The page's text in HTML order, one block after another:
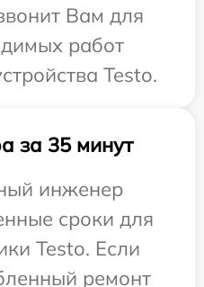
Вам для
работ
Testo.
за 35 минут
инженер
сроки для
Testo. Если
ремонт